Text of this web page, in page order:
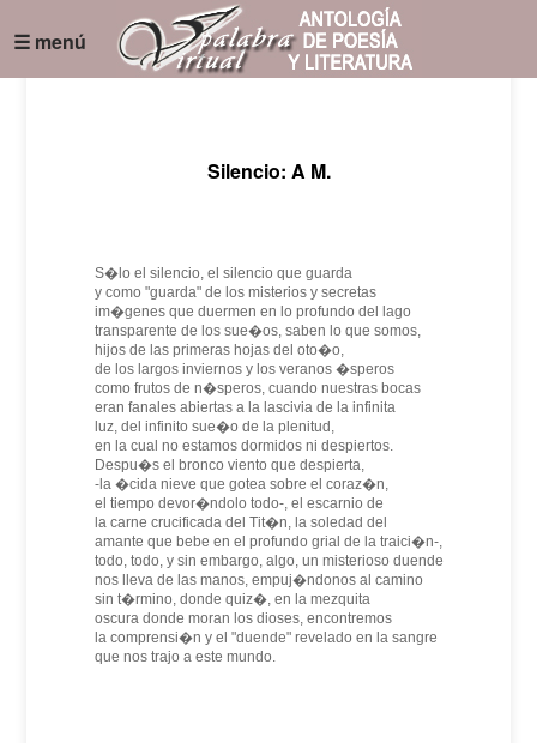
☰ menú
Silencio: A M.
S�lo el silencio, el silencio que guarda
y como "guarda" de los misterios y secretas
im�genes que duermen en lo profundo del lago
transparente de los sue�os, saben lo que somos,
hijos de las primeras hojas del oto�o,
de los largos inviernos y los veranos �speros
como frutos de n�speros, cuando nuestras bocas
eran fanales abiertas a la lascivia de la infinita
luz, del infinito sue�o de la plenitud,
en la cual no estamos dormidos ni despiertos.
Despu�s el bronco viento que despierta,
-la �cida nieve que gotea sobre el coraz�n,
el tiempo devor�ndolo todo-, el escarnio de
la carne crucificada del Tit�n, la soledad del
amante que bebe en el profundo grial de la traici�n-,
todo, todo, y sin embargo, algo, un misterioso duende
nos lleva de las manos, empuj�ndonos al camino
sin t�rmino, donde quiz�, en la mezquita
oscura donde moran los dioses, encontremos
la comprensi�n y el "duende" revelado en la sangre
que nos trajo a este mundo.